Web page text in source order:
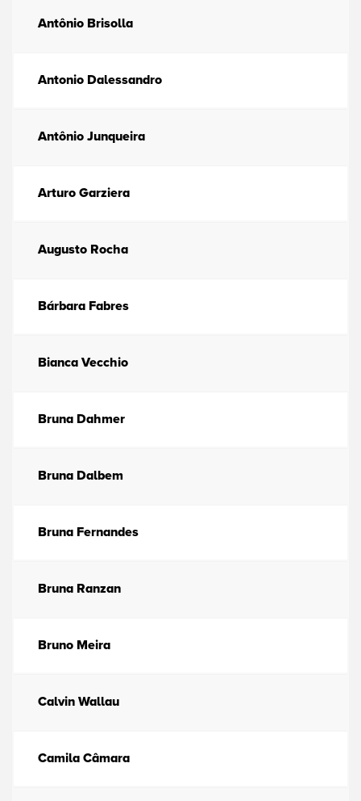
Antônio Brisolla
Antonio Dalessandro
Antônio Junqueira
Arturo Garziera
Augusto Rocha
Bárbara Fabres
Bianca Vecchio
Bruna Dahmer
Bruna Dalbem
Bruna Fernandes
Bruna Ranzan
Bruno Meira
Calvin Wallau
Camila Câmara